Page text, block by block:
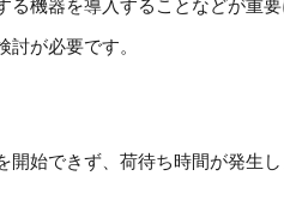
機器を導入することなどが重要
が必要です。
始できず、荷待ち時間が発生し